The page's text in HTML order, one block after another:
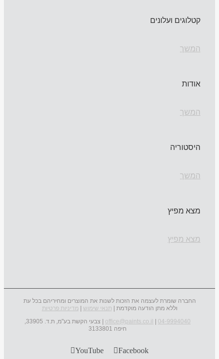
קטלוגים ועלונים
המשך
אודות
המשך
היסטוריה
המשך
מצא מפיץ
מצא מפיץ
החברה שומרת לעצמה את הזכות לשנות את המוצרים ומחיריהם בכל עת
וללא מתן הודעה מוקדמת | תנאי שימוש
מדיניות פרטיות
04-9994040
office@paints.co.il
| צבעי הקשת בע"מ, ת.ד. 33905,
חיפה 3133801
Facebook
YouTube